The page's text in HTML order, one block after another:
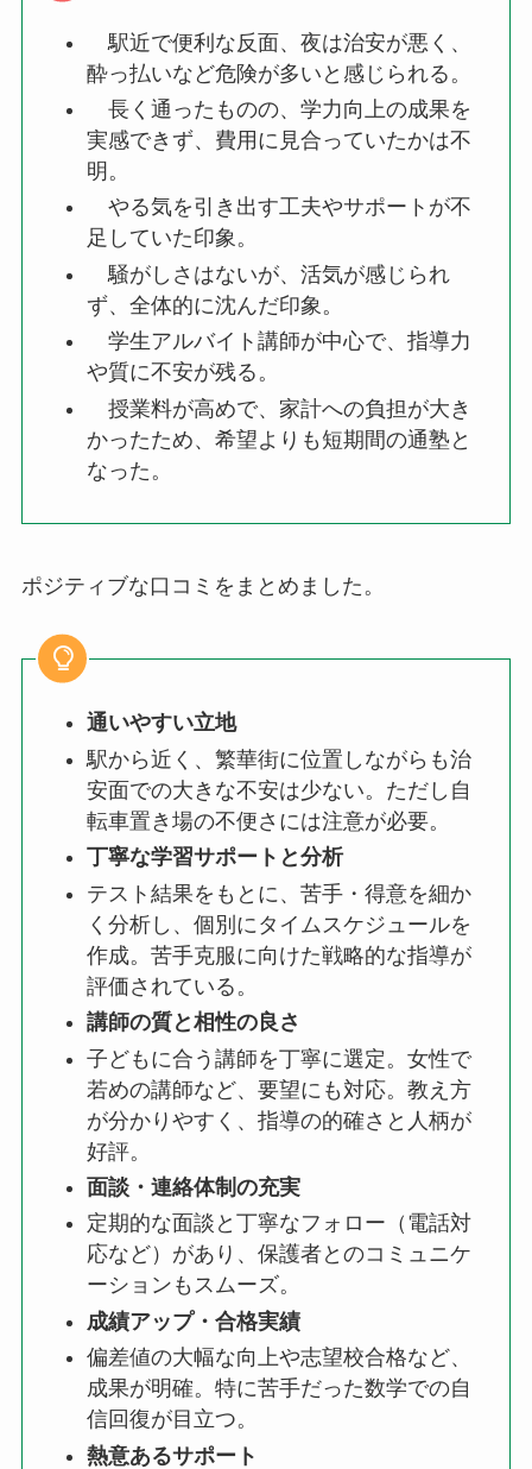
駅近で便利な反面、夜は治安が悪く、
酔っ払いなど危険が多いと感じられる。
長く通ったものの、学力向上の成果を
実感できず、費用に見合っていたかは不
明。
やる気を引き出す工夫やサポートが不
足していた印象。
騒がしさはないが、活気が感じられ
ず、全体的に沈んだ印象。
学生アルバイト講師が中心で、指導力
や質に不安が残る。
授業料が高めで、家計への負担が大き
かったため、希望よりも短期間の通塾と
なった。
ポジティブな口コミをまとめました。
通いやすい立地
駅から近く、繁華街に位置しながらも治
安面での大きな不安は少ない。ただし自
転車置き場の不便さには注意が必要。
丁寧な学習サポートと分析
テスト結果をもとに、苦手・得意を細か
く分析し、個別にタイムスケジュールを
作成。苦手克服に向けた戦略的な指導が
評価されている。
講師の質と相性の良さ
子どもに合う講師を丁寧に選定。女性で
若めの講師など、要望にも対応。教え方
が分かりやすく、指導の的確さと人柄が
好評。
面談・連絡体制の充実
定期的な面談と丁寧なフォロー（電話対
応など）があり、保護者とのコミュニケ
ーションもスムーズ。
成績アップ・合格実績
偏差値の大幅な向上や志望校合格など、
成果が明確。特に苦手だった数学での自
信回復が目立つ。
熱意あるサポート